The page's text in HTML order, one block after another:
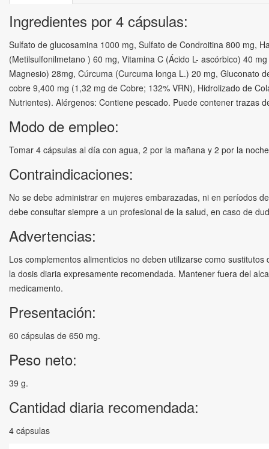
Ingredientes por 4 cápsulas:
Sulfato de glucosamina 1000 mg, Sulfato de Condroitina 800 mg,
(Metilsulfonilmetano ) 60 mg, Vitamina C (Ácido L- ascórbico) 40
Magnesio) 28mg, Cúrcuma (Curcuma longa L.) 20 mg, Gluconato
cobre 9,400 mg (1,32 mg de Cobre; 132% VRN), Hidrolizado de
Nutrientes). Alérgenos: Contiene pescado. Puede contener trazas
Modo de empleo:
Tomar 4 cápsulas al día con agua, 2 por la mañana y 2 por la
Contraindicaciones:
No se debe administrar en mujeres embarazadas, ni en períodos
debe consultar siempre a un profesional de la salud, en caso de
Advertencias:
Los complementos alimenticios no deben utilizarse como
la dosis diaria expresamente recomendada. Mantener fuera del
medicamento.
Presentación:
60 cápsulas de 650 mg.
Peso neto:
39 g.
Cantidad diaria recomendada:
4 cápsulas